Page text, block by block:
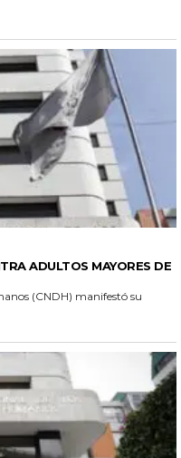
ADULTOS MAYORES DE
(CNDH) manifestó su